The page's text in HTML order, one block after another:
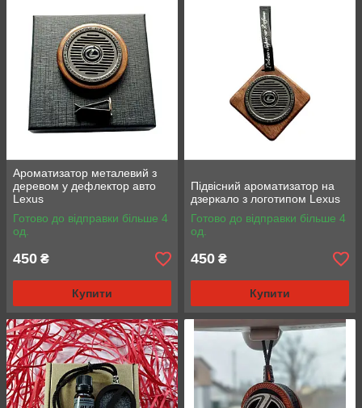
Ароматизатор металевий з
деревом у дефлектор авто
Lexus
Готово до відправки більше 4
од.
450 ₴
Купити
Підвісний ароматизатор на
дзеркало з логотипом Lexus
Готово до відправки більше 4
од.
450 ₴
Купити